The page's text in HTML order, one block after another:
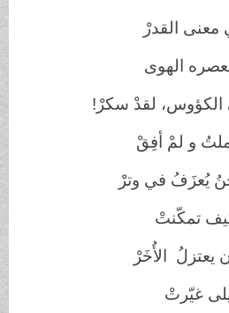
القدرْ
الهوى
لقدْ سكرْ!
و لمْ أفِقْ
في وترْ
تمكّنتْ
الأُخَرْ
غيّرتْ